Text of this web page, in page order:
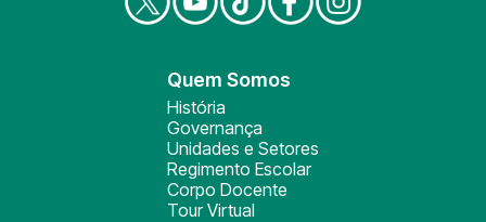
Quem Somos
História
Governança
Unidades e Setores
Regimento Escolar
Corpo Docente
Tour Virtual